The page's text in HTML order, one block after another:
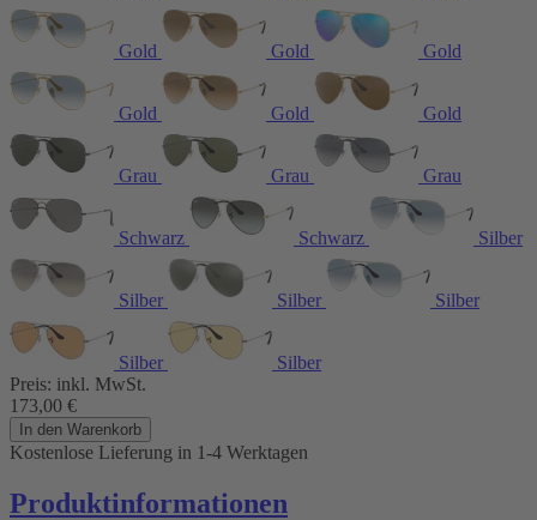
Gold Gold Gold
Gold Gold Gold
Grau Grau Grau
Schwarz Schwarz Silber
Silber Silber Silber
Silber
Silber
Preis: inkl. MwSt.
173,00 €
In den Warenkorb
Kostenlose Lieferung in 1-4 Werktagen
Produktinformationen